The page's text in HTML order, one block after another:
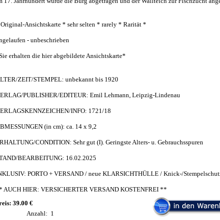
Ansichtskarte * sehr selten * rarely * Rarität *
- unbeschrieben
erhalten die hier abgebildete Ansichtskarte*
ZEIT/STEMPEL: unbekannt bis 1920
PUBLISHER/EDITEUR: Emil Lehmann, Leipzig-Lindenau
INFO: 1721/18
(in cm): ca. 14 x 9,2
CONDITION: Sehr gut (I). Geringste Alters- u. Gebrauchsspuren
BEARBEITUNG: 16.02.2025
PORTO + VERSAND / neue KLARSICHTHÜLLE / Knick-/
AUCH HIER: VERSICHERTER VERSAND KOSTENFREI **
39.00 €
Anzahl: 1